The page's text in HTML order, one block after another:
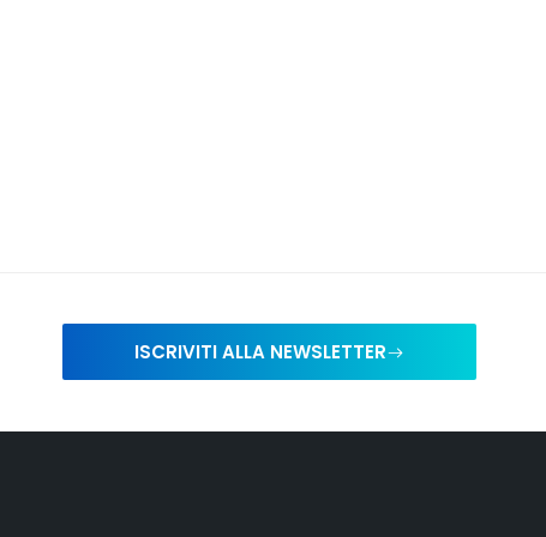
ISCRIVITI ALLA NEWSLETTER